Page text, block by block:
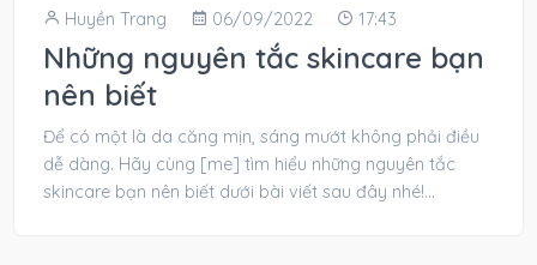
Huyền Trang 06/09/2022 17:43
Những nguyên tắc skincare bạn
nên biết
Để có một là da căng mịn, sáng mướt không phải điều
dễ dàng. Hãy cùng [me] tìm hiểu những nguyên tắc
skincare bạn nên biết dưới bài viết sau đây nhé!